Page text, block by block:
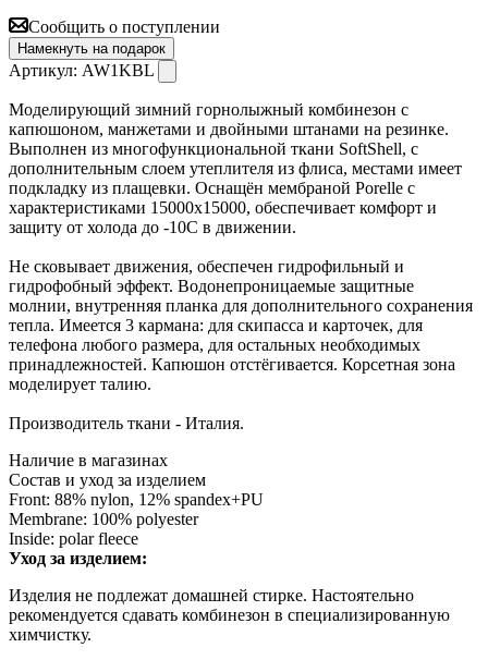
Сообщить о поступлении
Намекнуть на подарок
Артикул: AW1KBL
Моделирующий зимний горнолыжный комбинезон с
капюшоном, манжетами и двойными штанами на резинке.
Выполнен из многофункциональной ткани SoftShell, с
дополнительным слоем утеплителя из флиса, местами имеет
подкладку из плащевки. Оснащён мембраной Porelle с
характеристиками 15000х15000, обеспечивает комфорт и
защиту от холода до -10С в движении.
Не сковывает движения, обеспечен гидрофильный и
гидрофобный эффект. Водонепроницаемые защитные
молнии, внутренняя планка для дополнительного сохранения
тепла. Имеется 3 кармана: для скипасса и карточек, для
телефона любого размера, для остальных необходимых
принадлежностей. Капюшон отстёгивается. Корсетная зона
моделирует талию.
Производитель ткани - Италия.
Наличие в магазинах
Состав и уход за изделием
Front: 88% nylon, 12% spandex+PU
Membrane: 100% polyester
Inside: polar fleece
Уход за изделием:
Изделия не подлежат домашней стирке. Настоятельно
рекомендуется сдавать комбинезон в специализированную
химчистку.